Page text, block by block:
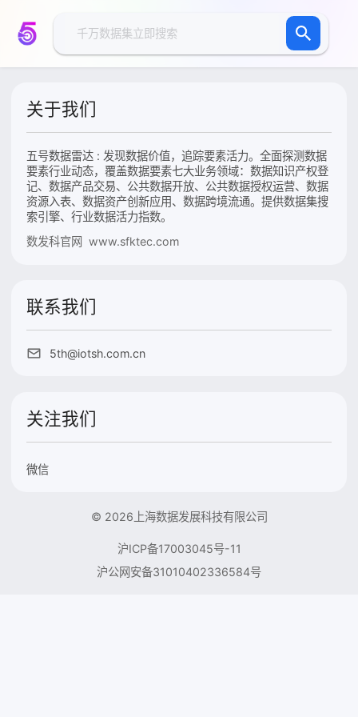
关于我们
五号数据雷达 : 发现数据价值，追踪要素活力。全面探测数据
要素行业动态，覆盖数据要素七大业务领域：数据知识产权登
记、数据产品交易、公共数据开放、公共数据授权运营、数据
资源入表、数据资产创新应用、数据跨境流通。提供数据集搜
索引擎、行业数据活力指数。
数发科官网 www.sfktec.com
联系我们
5th@iotsh.com.cn
关注我们
微信
© 2026上海数据发展科技有限公司
沪ICP备17003045号-11
沪公网安备31010402336584号